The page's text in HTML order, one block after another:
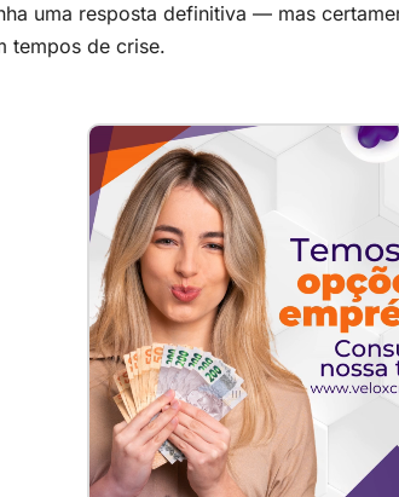
uma resposta definitiva — mas
tempos de crise.